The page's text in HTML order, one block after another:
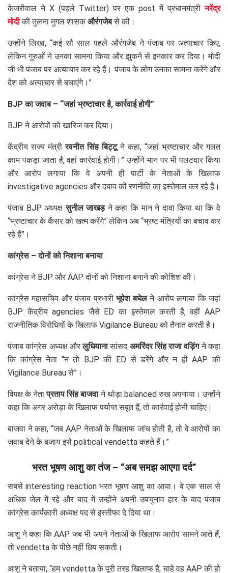
केजरीवाल ने X (पहले Twitter) पर एक post में प्रधानमंत्रीनरेंद्र
मोदीकी तुलना मुगल शासकऔरंगजेबसे की।
उन्होंने लिखा, “कई सौ साल पहले औरंगजेब ने पंजाब पर अत्याचार किए,
लेकिन गुरुओं ने उनका सामना किया और झुकने से इनकार कर दिया। मोदी
जी भी पंजाब पर अत्याचार कर रहे हैं। पंजाब के लोग उनका सामना करेंगे और
देश को अत्याचार से बचाएंगे।”
BJP का जवाब – “जहां भ्रष्टाचार है, कार्रवाई होगी”
BJP ने आरोपों को खारिज कर दिया।
केंद्रीय राज्य मंत्रीरवनीत सिंह बिट्टूने कहा, “जहां भ्रष्टाचार और गलत
काम पकड़ा जाता है, वहां कार्रवाई होगी।” उन्होंने मान पर भी पलटवार किया
और आरोप लगाया कि वे अपनी ही पार्टी के नेताओं के खिलाफ
investigative agencies और दबाव की रणनीति का इस्तेमाल कर रहे हैं।
पंजाब BJP अध्यक्षसुनील जाखड़ने कहा कि मान ने दावा किया था कि वे
“भ्रष्टाचार के कैंसर को खत्म करेंगे” लेकिन अब “भ्रष्ट मंत्रियों का बचाव कर
रहे हैं”।
कांग्रेस – दोनों को निशाना बनाया
कांग्रेस ने BJP और AAP दोनों को निशाना बनाने की कोशिश की।
कांग्रेस महासचिव और पंजाब प्रभारीभूपेश बघेलने आरोप लगाया कि जहां
BJP केंद्रीय agencies जैसे ED का इस्तेमाल करती है, वहीं AAP
राजनीतिक विरोधियों के खिलाफ Vigilance Bureau को तैनात करती है।
पंजाब कांग्रेस अध्यक्ष औरलुधियानासांसद अमरिंदर सिंह राजा वड़िंगने कहा
कि कांग्रेस नेता “न तो BJP की ED से डरेंगे और न ही AAP की
Vigilance Bureau से”।
विपक्ष के नेताप्रताप सिंह बाजवाने थोड़ा balanced रुख अपनाया। उन्होंने
कहा कि अगर अरोड़ा के खिलाफ पर्याप्त सबूत हैं, तो कार्रवाई होनी चाहिए।
बाजवा ने कहा, “जब AAP नेताओं के खिलाफ जांच होती है, तो वे आरोपों का
जवाब देने के बजाय इसे political vendetta कहते हैं।”
भरत भूषण आशु का तंज – “अब समझ आएगा दर्द”
सबसे interesting reaction भरत भूषण आशु का आया। वे एक साल से
अधिक जेल में रहे और बाद में उन्होंने अपनी उपचुनाव हार के बाद पंजाब
कांग्रेस कार्यकारी अध्यक्ष पद से इस्तीफा दे दिया था।
आशु ने कहा कि AAP जब भी अपने नेताओं के खिलाफ आरोप सामने आते हैं,
तो vendetta के पीछे नहीं छिप सकती।
आशु ने बताया, “हम vendetta के पूरी तरह खिलाफ हैं, चाहे वह AAP की हो